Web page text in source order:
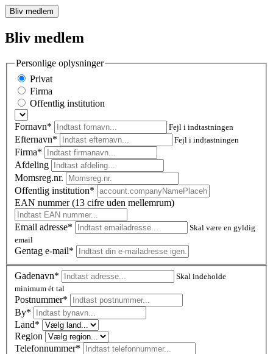
Bliv medlem
Bliv medlem
Personlige oplysninger
Privat
Firma
Offentlig institution
Fornavn* Fejl i indtastningen
Efternavn* Fejl i indtastningen
Firma*
Afdeling
Momsreg.nr.
Offentlig institution*
EAN nummer (13 cifre uden mellemrum)
Email adresse*
Skal være en gyldig
email
Gentag e-mail*
Gadenavn*
Skal indeholde
minimum ét tal
Postnummer*
By*
Land*
Region
Telefonnummer*